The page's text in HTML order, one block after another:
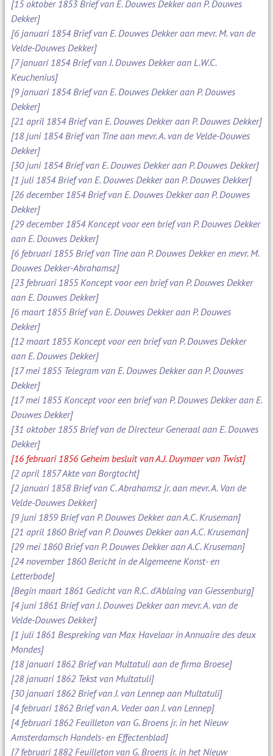
[15 oktober 1853 Brief van E. Douwes Dekker aan P. Douwes
Dekker]
[6 januari 1854 Brief van E. Douwes Dekker aan mevr. M. van de
Velde-Douwes Dekker]
[7 januari 1854 Brief van J. Douwes Dekker aan L.W.C.
Keuchenius]
[9 januari 1854 Brief van E. Douwes Dekker aan P. Douwes
Dekker]
[21 april 1854 Brief van E. Douwes Dekker aan P. Douwes Dekker]
[18 juni 1854 Brief van Tine aan mevr. A. van de Velde-Douwes
Dekker]
[30 juni 1854 Brief van E. Douwes Dekker aan P. Douwes Dekker]
[1 juli 1854 Brief van E. Douwes Dekker aan P. Douwes Dekker]
[26 december 1854 Brief van E. Douwes Dekker aan P. Douwes
Dekker]
[29 december 1854 Koncept voor een brief van P. Douwes Dekker
aan E. Douwes Dekker]
[6 februari 1855 Brief van Tine aan P. Douwes Dekker en mevr. M.
Douwes Dekker-Abrahamsz]
[23 februari 1855 Koncept voor een brief van P. Douwes Dekker
aan E. Douwes Dekker]
[6 maart 1855 Brief van E. Douwes Dekker aan P. Douwes
Dekker]
[12 maart 1855 Koncept voor een brief van P. Douwes Dekker
aan E. Douwes Dekker]
[17 mei 1855 Telegram van E. Douwes Dekker aan P. Douwes
Dekker]
[17 mei 1855 Koncept voor een brief van P. Douwes Dekker aan E.
Douwes Dekker]
[31 oktober 1855 Brief van de Directeur Generaal aan E. Douwes
Dekker]
[16 februari 1856 Geheim besluit van A.J. Duymaer van Twist]
[2 april 1857 Akte van Borgtocht]
[2 januari 1858 Brief van C. Abrahamsz jr. aan mevr. A. Van de
Velde-Douwes Dekker]
[9 juni 1859 Brief van P. Douwes Dekker aan A.C. Kruseman]
[21 april 1860 Brief van P. Douwes Dekker aan A.C. Kruseman]
[29 mei 1860 Brief van P. Douwes Dekker aan A.C. Kruseman]
[24 november 1860 Bericht in de Algemeene Konst- en
Letterbode]
[Begin maart 1861 Gedicht van R.C. d'Ablaing van Giessenburg]
[4 juni 1861 Brief van J. Douwes Dekker aan mevr. A. van de
Velde-Douwes Dekker]
[1 juli 1861 Bespreking van Max Havelaar in Annuaire des deux
Mondes]
[18 januari 1862 Brief van Multatuli aan de firma Broese]
[28 januari 1862 Tekst van Multatuli]
[30 januari 1862 Brief van J. van Lennep aan Multatuli]
[4 februari 1862 Brief van A. Veder aan J. van Lennep]
[4 februari 1862 Feuilleton van G. Broens jr. in het Nieuw
Amsterdamsch Handels- en Effectenblad]
[7 februari 1882 Feuilleton van G. Broens jr. in het Nieuw